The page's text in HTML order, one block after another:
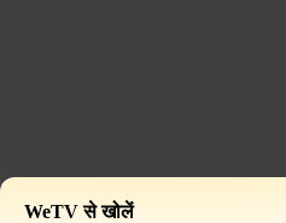
WeTV से खोलें